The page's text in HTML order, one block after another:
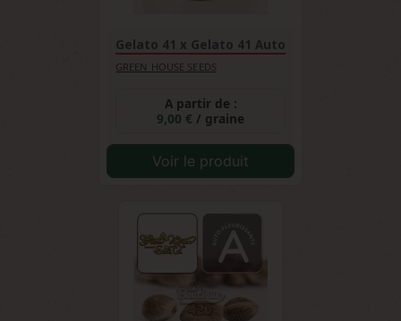
Gelato 41 x Gelato 41 Auto
GREEN HOUSE SEEDS
A partir de :
9,00 € / graine
Voir le produit